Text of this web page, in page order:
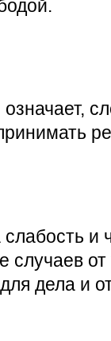
и
случаев
для дела и